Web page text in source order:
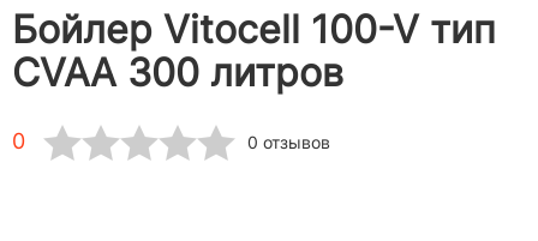
Бойлер Vitocell 100-V тип
CVAA 300 литров
0 0 отзывов